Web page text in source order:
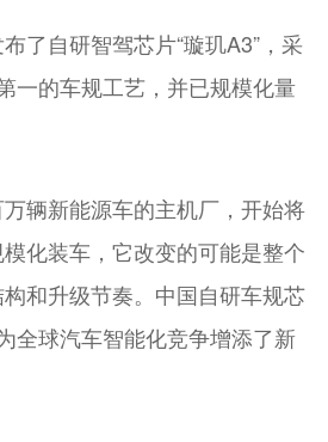
了自研智驾芯片“璇玑A3”，采
一的车规工艺，并已规模化量
辆新能源车的主机厂，开始将
化装车，它改变的可能是整个
和升级节奏。中国自研车规芯
全球汽车智能化竞争增添了新